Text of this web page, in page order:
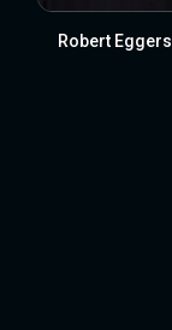
Robert Eggers